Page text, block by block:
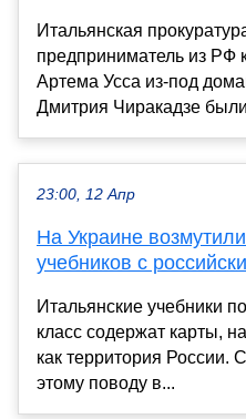
Итальянская
предприниматель из РФ
Артема Усса из-под
Дмитрия Чиракадзе
23:00, 12 Апр
На Украине
учебников с
Итальянские учебники
класс содержат карты,
как территория России.
этому поводу в...